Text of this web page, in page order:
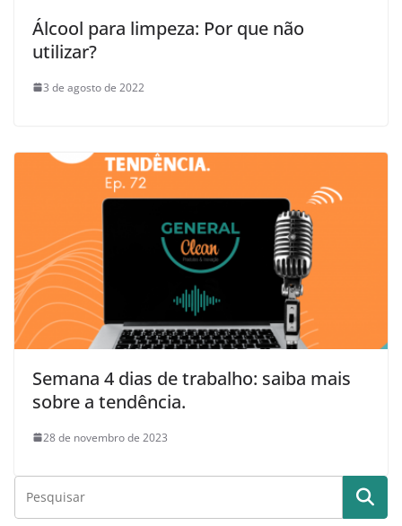
Álcool para limpeza: Por que não
utilizar?
3 de agosto de 2022
Semana 4 dias de trabalho: saiba mais
sobre a tendência.
28 de novembro de 2023